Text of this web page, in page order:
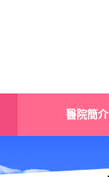
醫院簡介